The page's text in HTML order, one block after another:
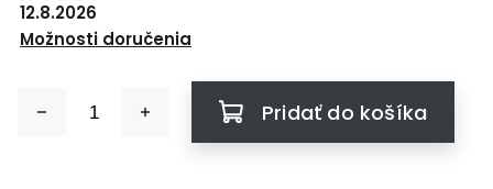
12.8.2026
Možnosti doručenia
Pridať do košíka